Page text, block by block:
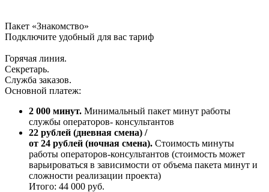
Пакет «Знакомство»
Подключите удобный для вас тариф
Горячая линия.
Секретарь.
Служба заказов.
Основной платеж:
2 000 минут. Минимальный пакет минут работы
службы операторов- консультантов
22 рублей (дневная смена) /
от 24 рублей (ночная смена). Стоимость минуты
работы операторов-консультантов (стоимость может
варьироваться в зависимости от объема пакета минут и
сложности реализации проекта)
Итого: 44 000 руб.